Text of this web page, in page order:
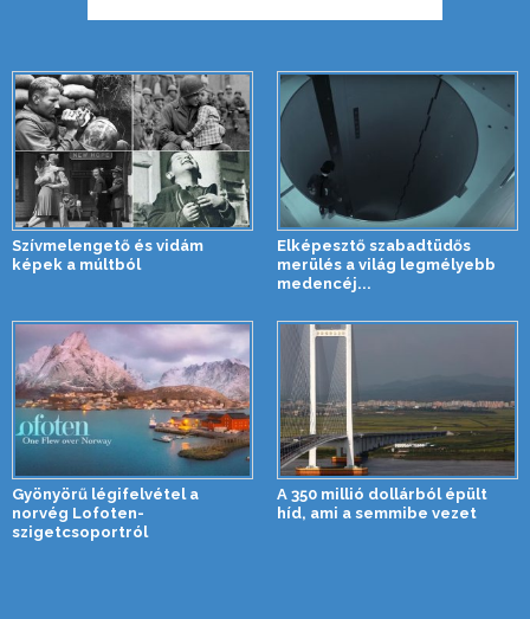
Szívmelengető és vidám
képek a múltból
Elképesztő szabadtüdős
merülés a világ legmélyebb
medencéj...
Gyönyörű légifelvétel a
norvég Lofoten-
szigetcsoportról
A 350 millió dollárból épült
híd, ami a semmibe vezet